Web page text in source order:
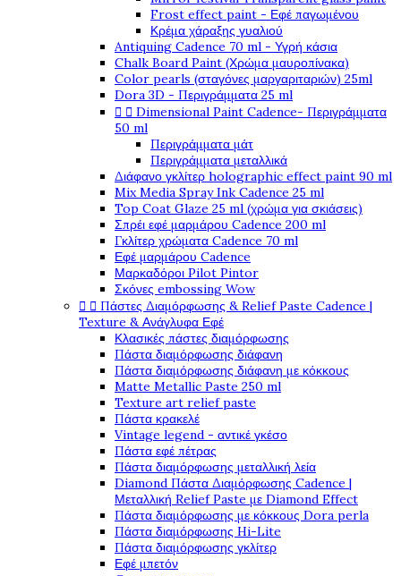
Frost effect paint - Εφέ παγωμένου
Κρέμα χάραξης γυαλιού
Antiquing Cadence 70 ml - Υγρή κάσια
Chalk Board Paint (Χρώμα μαυροπίνακα)
Color pearls (σταγόνες μαργαριταριών) 25ml
Dora 3D - Περιγράμματα 25 ml
  Dimensional Paint Cadence- Περιγράμματα
50 ml
Περιγράμματα μάτ
Περιγράμματα μεταλλικά
Διάφανο γκλίτερ holographic effect paint 90 ml
Mix Media Spray Ink Cadence 25 ml
Top Coat Glaze 25 ml (χρώμα για σκιάσεις)
Σπρέι εφέ μαρμάρου Cadence 200 ml
Γκλίτερ χρώματα Cadence 70 ml
Εφέ μαρμάρου Cadence
Μαρκαδόροι Pilot Pintor
Σκόνες embossing Wow
  Πάστες Διαμόρφωσης & Relief Paste Cadence |
Texture & Ανάγλυφα Εφέ
Κλασικές πάστες διαμόρφωσης
Πάστα διαμόρφωσης διάφανη
Πάστα διαμόρφωσης διάφανη με κόκκους
Matte Metallic Paste 250 ml
Texture art relief paste
Πάστα κρακελέ
Vintage legend - αντικέ γκέσο
Πάστα εφέ πέτρας
Πάστα διαμόρφωσης μεταλλική λεία
Diamond Πάστα Διαμόρφωσης Cadence |
Μεταλλική Relief Paste με Diamond Effect
Πάστα διαμόρφωσης με κόκκους Dora perla
Πάστα διαμόρφωσης Hi-Lite
Πάστα διαμόρφωσης γκλίτερ
Εφέ μπετόν